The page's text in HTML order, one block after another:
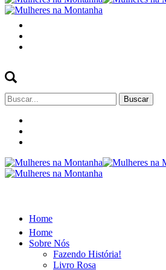
Buscar
por:
Home
Home
Sobre Nós
Fazendo História!
Livro Rosa